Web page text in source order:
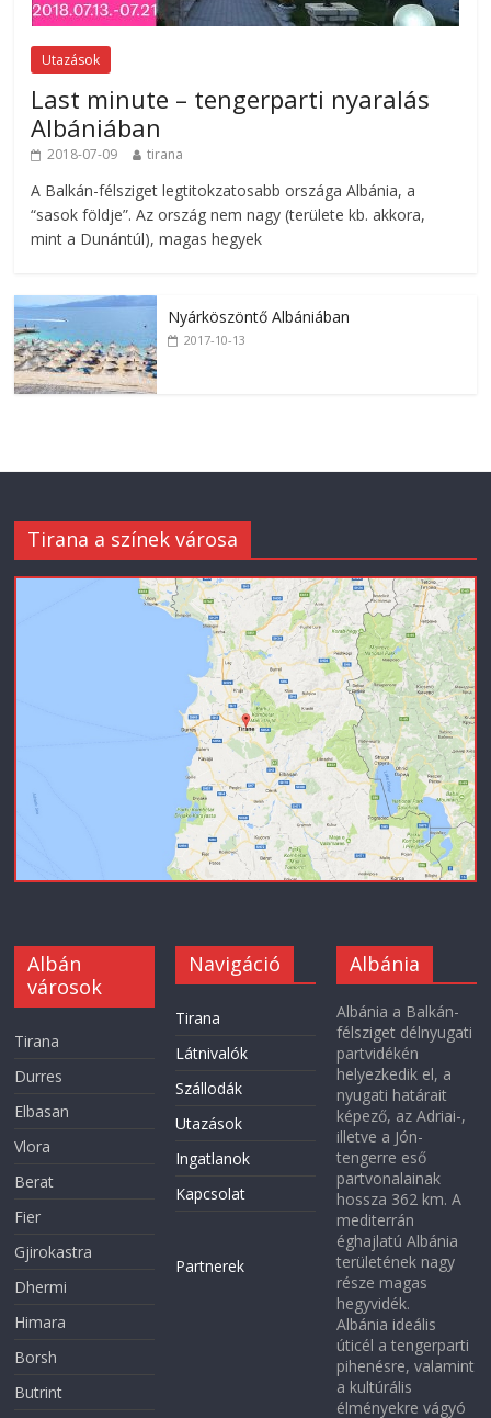
Utazások
Last minute – tengerparti nyaralás
Albániában
2018-07-09 tirana
A Balkán-félsziget legtitokzatosabb országa Albánia, a
“sasok földje”. Az ország nem nagy (területe kb. akkora,
mint a Dunántúl), magas hegyek
Nyárköszöntő Albániában
2017-10-13
Tirana a színek városa
Albán
városok
Tirana
Durres
Elbasan
Vlora
Berat
Fier
Gjirokastra
Dhermi
Himara
Borsh
Butrint
Navigáció
Tirana
Látnivalók
Szállodák
Utazások
Ingatlanok
Kapcsolat
Partnerek
Albánia
Albánia a Balkán-
félsziget délnyugati
partvidékén
helyezkedik el, a
nyugati határait
képező, az Adriai-,
illetve a Jón-
tengerre eső
partvonalainak
hossza 362 km. A
mediterrán
éghajlatú Albánia
területének nagy
része magas
hegyvidék.
Albánia ideális
úticél a tengerparti
pihenésre, valamint
a kultúrális
élményekre vágyó